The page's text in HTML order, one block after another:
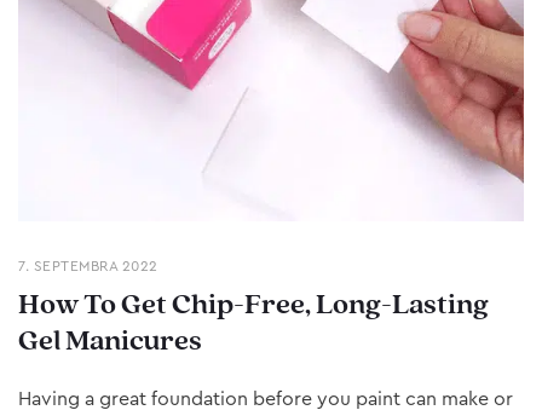
7. SEPTEMBRA 2022
How To Get Chip-Free, Long-Lasting
Gel Manicures
Having a great foundation before you paint can make or